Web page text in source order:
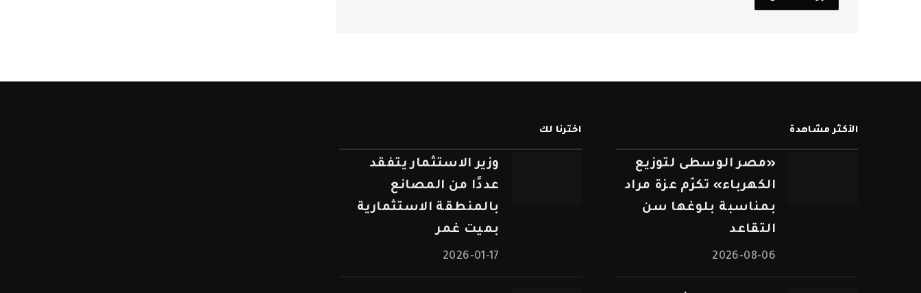
الأكثر مشاهدة
«مصر الوسطى لتوزيع
الكهرباء» تكرّم عزة مراد
بمناسبة بلوغها سن
التقاعد
2026-08-06
اخترنا لك
وزير الاستثمار يتفقد
عددًا من المصانع
بالمنطقة الاستثمارية
بميت غمر
2026-01-17